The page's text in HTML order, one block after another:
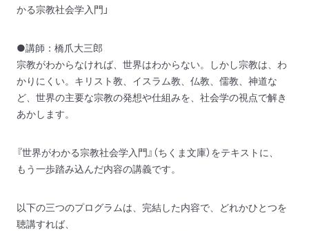
かる宗教社会学入門」
●講師：橋爪大三郎
宗教がわからなければ、世界はわからない。しかし宗教は、わ
かりにくい。 キリスト教、イスラム教、仏教、儒教、神道な
ど、世界の主要な宗教の発想や仕組みを、社会学の視点で解き
あかします。
『世界がわかる宗教社会学入門』（ちくま文庫）をテキストに、
もう一歩踏み込んだ内容の講義です。
以下の三つのプログラムは、完結した内容で、どれかひとつを
聴講すれば、